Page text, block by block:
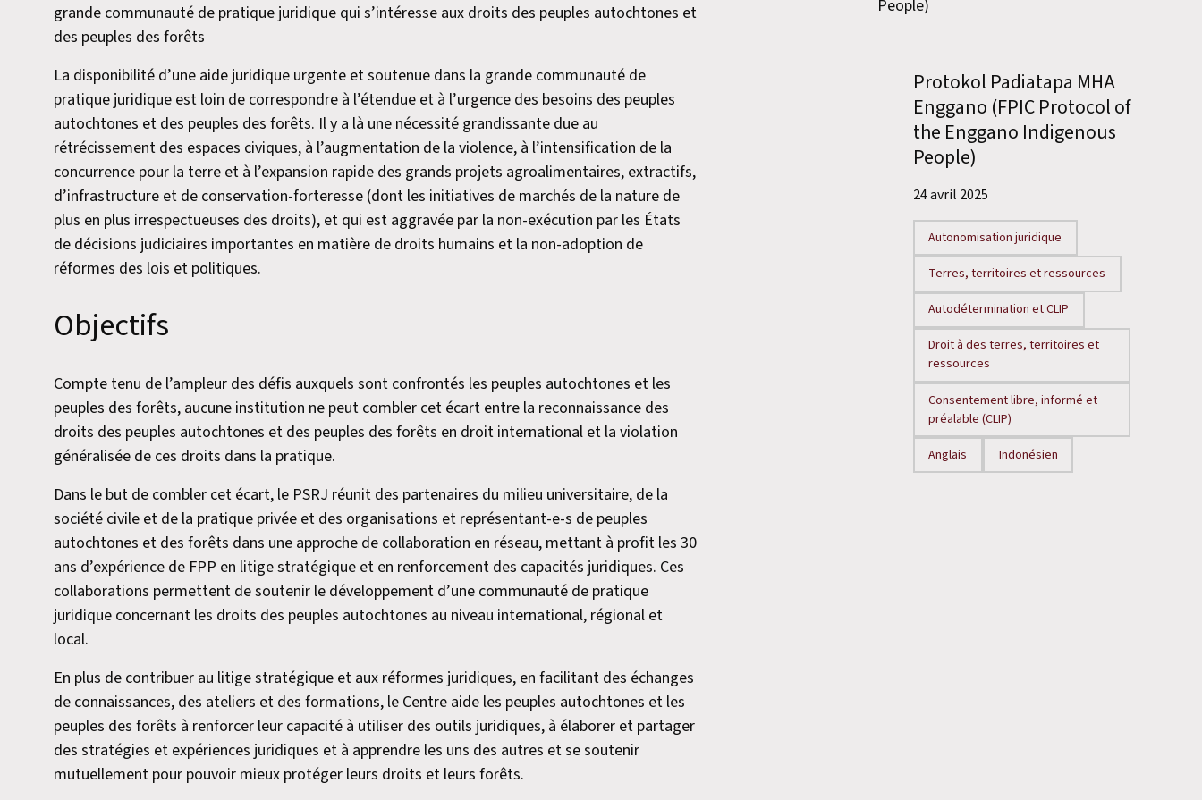
grande communauté de pratique juridique qui s’intéresse aux droits des peuples autochtones et
des peuples des forêts
La disponibilité d’une aide juridique urgente et soutenue dans la grande communauté de
pratique juridique est loin de correspondre à l’étendue et à l’urgence des besoins des peuples
autochtones et des peuples des forêts. Il y a là une nécessité grandissante due au
rétrécissement des espaces civiques, à l’augmentation de la violence, à l’intensification de la
concurrence pour la terre et à l’expansion rapide des grands projets agroalimentaires, extractifs,
d’infrastructure et de conservation-forteresse (dont les initiatives de marchés de la nature de
plus en plus irrespectueuses des droits), et qui est aggravée par la non-exécution par les États
de décisions judiciaires importantes en matière de droits humains et la non-adoption de
réformes des lois et politiques.
Objectifs
Compte tenu de l’ampleur des défis auxquels sont confrontés les peuples autochtones et les
peuples des forêts, aucune institution ne peut combler cet écart entre la reconnaissance des
droits des peuples autochtones et des peuples des forêts en droit international et la violation
généralisée de ces droits dans la pratique.
Dans le but de combler cet écart, le PSRJ réunit des partenaires du milieu universitaire, de la
société civile et de la pratique privée et des organisations et représentant-e-s de peuples
autochtones et des forêts dans une approche de collaboration en réseau, mettant à profit les 30
ans d’expérience de FPP en litige stratégique et en renforcement des capacités juridiques. Ces
collaborations permettent de soutenir le développement d’une communauté de pratique
juridique concernant les droits des peuples autochtones au niveau international, régional et
local.
En plus de contribuer au litige stratégique et aux réformes juridiques, en facilitant des échanges
de connaissances, des ateliers et des formations, le Centre aide les peuples autochtones et les
peuples des forêts à renforcer leur capacité à utiliser des outils juridiques, à élaborer et partager
des stratégies et expériences juridiques et à apprendre les uns des autres et se soutenir
mutuellement pour pouvoir mieux protéger leurs droits et leurs forêts.
Protokol Padiatapa MHA
Enggano (FPIC Protocol of
the Enggano Indigenous
People)
24 avril 2025
Autonomisation juridique
Terres, territoires et ressources
Autodétermination et CLIP
Droit à des terres, territoires et
ressources
Consentement libre, informé et
préalable (CLIP)
Anglais Indonésien